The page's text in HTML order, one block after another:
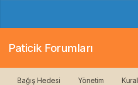
Paticik Forumları
Bağış Hedesi Yönetim